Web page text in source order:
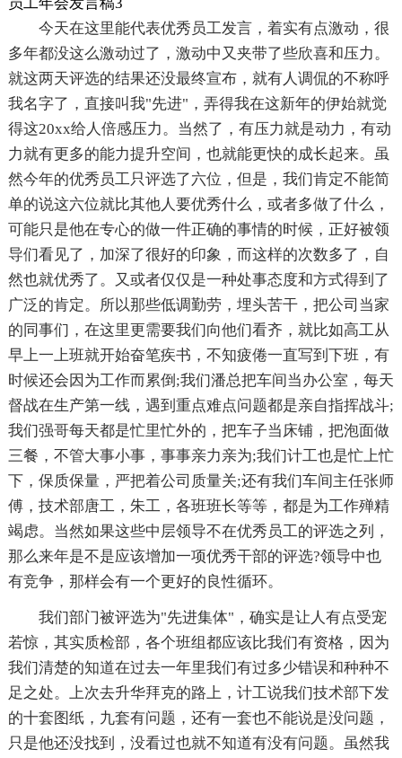
员工年会发言稿3
今天在这里能代表优秀员工发言，着实有点激动，很
多年都没这么激动过了，激动中又夹带了些欣喜和压力。
就这两天评选的结果还没最终宣布，就有人调侃的不称呼
我名字了，直接叫我"先进"，弄得我在这新年的伊始就觉
得这20xx给人倍感压力。当然了，有压力就是动力，有动
力就有更多的能力提升空间，也就能更快的成长起来。虽
然今年的优秀员工只评选了六位，但是，我们肯定不能简
单的说这六位就比其他人要优秀什么，或者多做了什么，
可能只是他在专心的做一件正确的事情的时候，正好被领
导们看见了，加深了很好的印象，而这样的次数多了，自
然也就优秀了。又或者仅仅是一种处事态度和方式得到了
广泛的肯定。所以那些低调勤劳，埋头苦干，把公司当家
的同事们，在这里更需要我们向他们看齐，就比如高工从
早上一上班就开始奋笔疾书，不知疲倦一直写到下班，有
时候还会因为工作而累倒;我们潘总把车间当办公室，每天
督战在生产第一线，遇到重点难点问题都是亲自指挥战斗;
我们强哥每天都是忙里忙外的，把车子当床铺，把泡面做
三餐，不管大事小事，事事亲力亲为;我们计工也是忙上忙
下，保质保量，严把着公司质量关;还有我们车间主任张师
傅，技术部唐工，朱工，各班班长等等，都是为工作殚精
竭虑。当然如果这些中层领导不在优秀员工的评选之列，
那么来年是不是应该增加一项优秀干部的评选?领导中也
有竞争，那样会有一个更好的良性循环。
我们部门被评选为"先进集体"，确实是让人有点受宠
若惊，其实质检部，各个班组都应该比我们有资格，因为
我们清楚的知道在过去一年里我们有过多少错误和种种不
足之处。上次去升华拜克的路上，计工说我们技术部下发
的十套图纸，九套有问题，还有一套也不能说是没问题，
只是他还没找到，没看过也就不知道有没有问题。虽然我